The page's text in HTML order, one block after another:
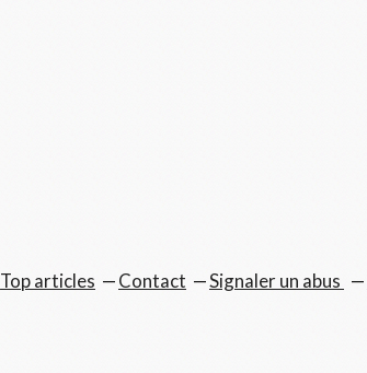
Top articles Contact Signaler un abus